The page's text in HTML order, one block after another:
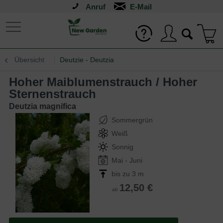
Anruf
Übersicht Deutzie - Deutzia
Hoher Maiblumenstrauch / Hoher
Sternenstrauch
Deutzia magnifica
Sommergrün
Weiß
Sonnig
Mai - Juni
bis zu 3 m
ab 12,50 €